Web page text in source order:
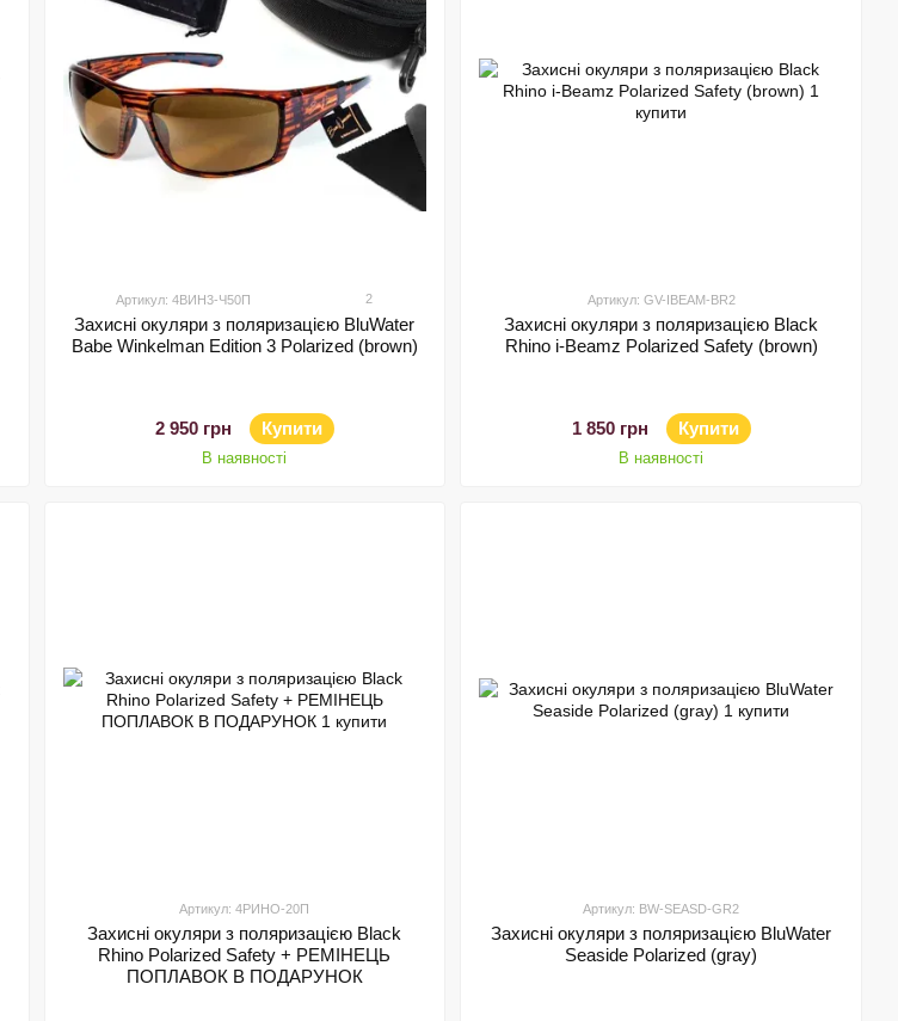
Артикул: 4ВИН3-Ч50П 2
Захисні окуляри з поляризацією BluWater
Babe Winkelman Edition 3 Polarized (brown)
2 950 грн Купити
В наявності
Артикул: GV-IBEAM-BR2
Захисні окуляри з поляризацією Black
Rhino i-Beamz Polarized Safety (brown)
1 850 грн Купити
В наявності
Артикул: 4РИНО-20П
Захисні окуляри з поляризацією Black
Rhino Polarized Safety + РЕМІНЕЦЬ
ПОПЛАВОК В ПОДАРУНОК
Артикул: BW-SEASD-GR2
Захисні окуляри з поляризацією BluWater
Seaside Polarized (gray)